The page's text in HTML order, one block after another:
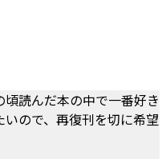
頃読んだ本の中で一番好き
ので、再復刊を切に希望